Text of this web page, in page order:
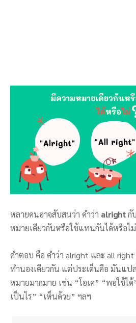
หลายคนอาจสับสนว่า คำว่า alrightกับ
หมายเดียวกันหรือใช้แทนกันได้หรือไม่
คำตอบ คือ คำว่า alright และ all
ทำนองเดียวกัน แต่ประเด็นคือ มันแป
หมายมากมาย เช่น “โอเค” “พอใช้ไ
เป็นไร” “เห็นด้วย” ฯลฯ